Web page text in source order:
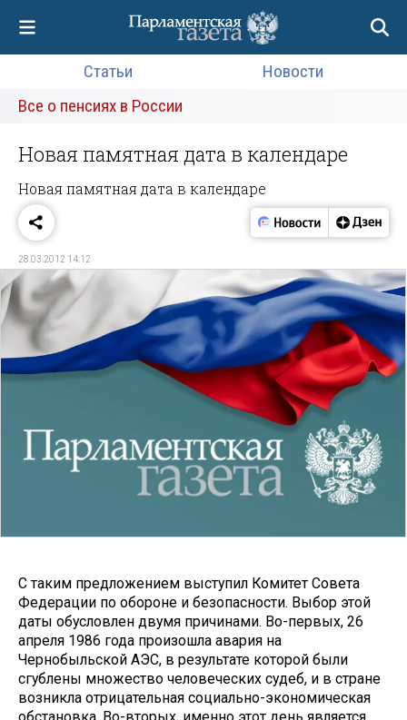
Статьи
Новости
Все о пенсиях в России
Новая памятная дата в календаре
Новая памятная дата в календаре
28.03.2012 14:12
С таким предложением выступил Комитет Совета
Федерации по обороне и безопасности. Выбор этой
даты обусловлен двумя причинами. Во-первых, 26
апреля 1986 года произошла авария на
Чернобыльской АЭС, в результате которой были
сгублены множество человеческих судеб, и в стране
возникла отрицательная социально-экономическая